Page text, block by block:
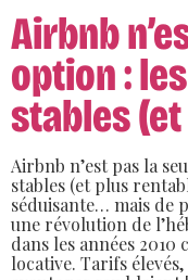
Airbnb
option :
stables
Airbnb n’est pas la
stables (et plus
séduisante… mais de
une révolution de
dans les années
locative. Tarifs